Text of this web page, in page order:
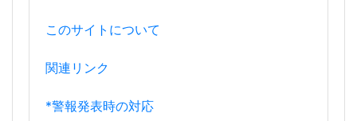
このサイトについて
関連リンク
*警報発表時の対応